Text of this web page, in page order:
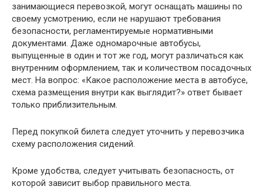
занимающиеся перевозкой, могут оснащать машины по
своему усмотрению, если не нарушают требования
безопасности, регламентируемые нормативными
документами. Даже одномарочные автобусы,
выпущенные в один и тот же год, могут различаться как
внутренним оформлением, так и количеством посадочных
мест. На вопрос: «Какое расположение места в автобусе,
схема размещения внутри как выглядит?» ответ бывает
только приблизительным.
Перед покупкой билета следует уточнить у перевозчика
схему расположения сидений.
Кроме удобства, следует учитывать безопасность, от
которой зависит выбор правильного места.